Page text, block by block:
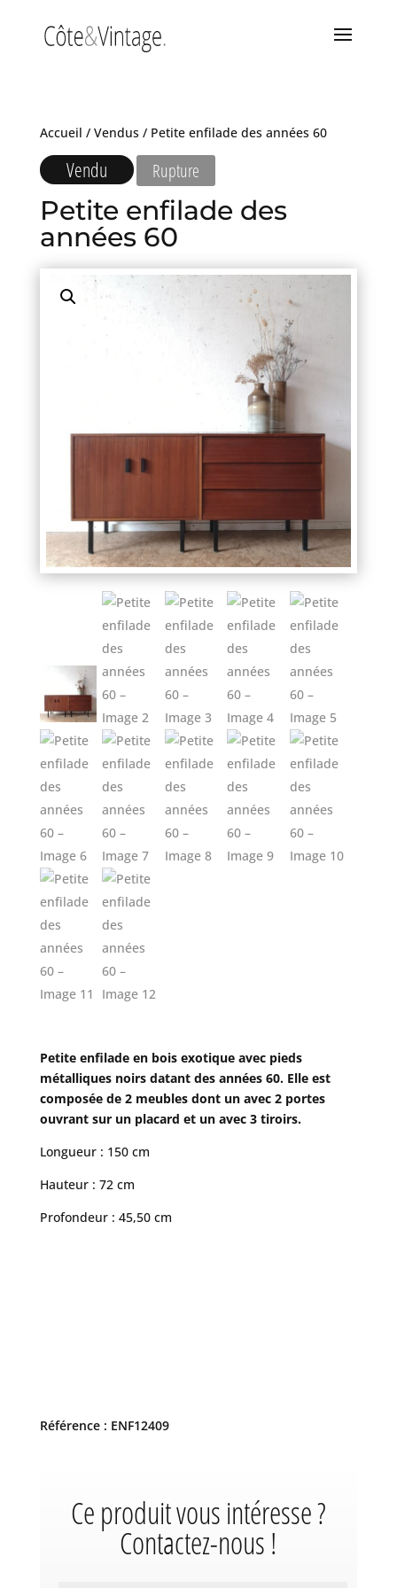
Accueil / Vendus/ Petite enfilade des années 60
Vendu Rupture
Petite enfilade des
années 60
Petite enfilade en bois exotique avec pieds
métalliques noirs datant des années 60. Elle est
composée de 2 meubles dont un avec 2 portes
ouvrant sur un placard et un avec 3 tiroirs.
Longueur : 150 cm
Hauteur : 72 cm
Profondeur : 45,50 cm
Référence : ENF12409
Ce produit vous intéresse ?
Contactez-nous !